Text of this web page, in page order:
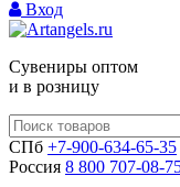
Вход
Сувениры оптом
и в розницу
СПб +7-900-634-65-35
Россия 8 800 707-08-